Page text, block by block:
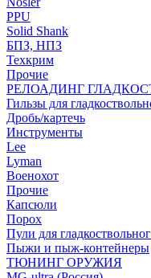
PPU
Solid Shank
БПЗ, НПЗ
Техкрим
Прочие
РЕЛОАДИНГ
Гильзы для
Дробь/картечь
Инструменты
Lee
Lyman
Военохот
Прочие
Капсюли
Порох
Пули для
Пыжи и пыж-контейнеры
ТЮНИНГ ОРУЖИЯ